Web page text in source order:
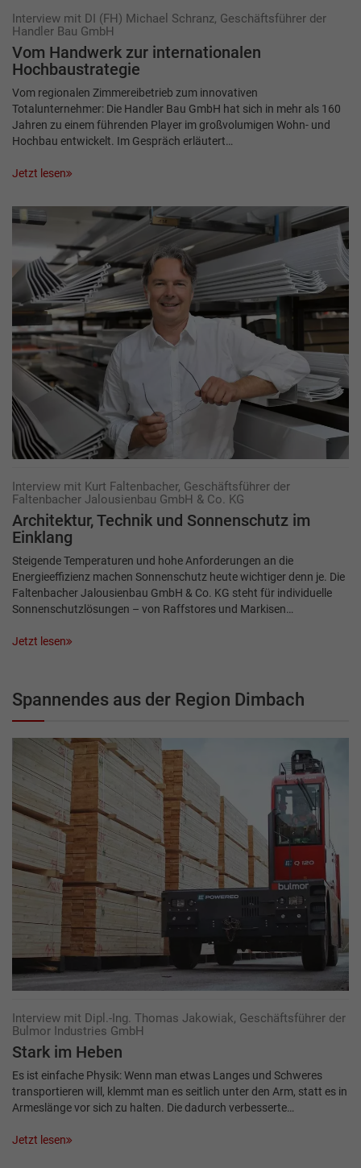
Interview mit DI (FH) Michael Schranz, Geschäftsführer der
Handler Bau GmbH
Vom Handwerk zur inter­nationalen
Hochbaustrategie
Vom regionalen Zimmereibetrieb zum innovativen
Totalunternehmer: Die Handler Bau GmbH hat sich in mehr als 160
Jahren zu einem führenden Player im großvolumigen Wohn- und
Hochbau entwickelt. Im Gespräch erläutert…
Jetzt lesen
Interview mit Kurt Faltenbacher, Geschäftsführer der
Faltenbacher Jalousienbau GmbH & Co. KG
Architektur, Technik und Sonnenschutz im
Einklang
Steigende Temperaturen und hohe Anforderungen an die
Energieeffizienz machen Sonnenschutz heute wichtiger denn je. Die
Faltenbacher Jalousienbau GmbH & Co. KG steht für individuelle
Sonnenschutzlösungen – von Raffstores und Markisen…
Jetzt lesen
Spannendes aus der Region Dimbach
Interview mit Dipl.-Ing. Thomas Jakowiak, Geschäftsführer der
Bulmor Industries GmbH
Stark im Heben
Es ist einfache Physik: Wenn man etwas Langes und Schweres
transportieren will, klemmt man es seitlich unter den Arm, statt es in
Armeslänge vor sich zu halten. Die dadurch verbesserte…
Jetzt lesen